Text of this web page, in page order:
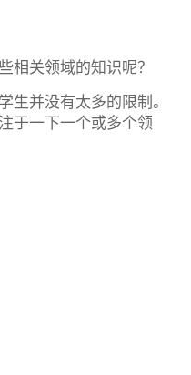
相关领域的知识呢？
生并没有太多的限制。
于一下一个或多个领